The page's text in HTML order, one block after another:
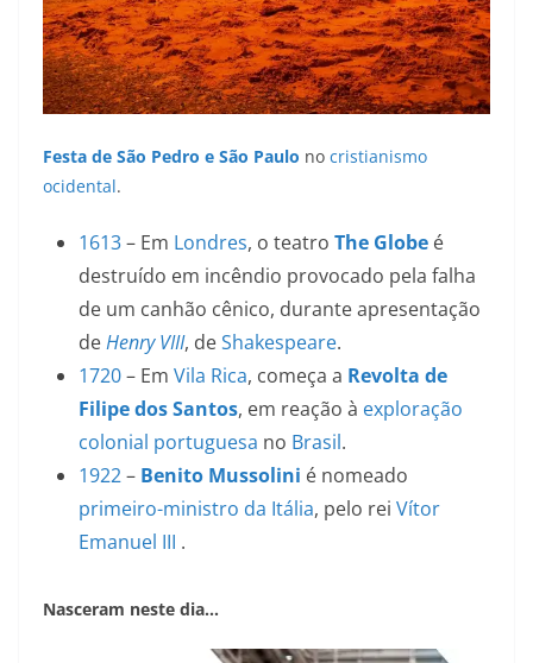
Festa de São Pedro e São Paulo no cristianismo
ocidental.
1613– Em Londres, o teatro The Globe é
destruído em incêndio provocado pela falha
de um canhão cênico, durante apresentação
deHenry VIII, deShakespeare.
1720– Em Vila Rica, começa a Revolta de
Filipe dos Santos, em reação à exploração
colonial portuguesa no Brasil.
1922– Benito Mussolini é nomeado
primeiro-ministro da Itália, pelo rei Vítor
Emanuel III .
Nasceram neste dia…